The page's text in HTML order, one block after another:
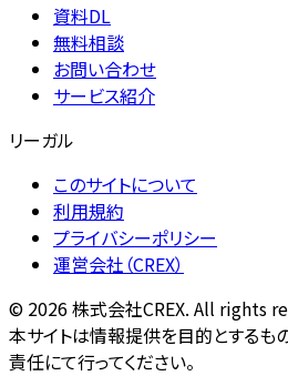
資料DL
無料相談
お問い合わせ
サービス紹介
リーガル
このサイトについて
利用規約
プライバシーポリシー
運営会社（CREX）
© 2026株式会社CREX. All rights
本サイトは情報提供を目的とするも
責任にて行ってください。